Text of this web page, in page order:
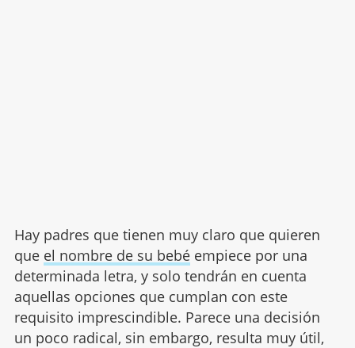
Hay padres que tienen muy claro que quieren
que el nombre de su bebéempiece por una
determinada letra, y solo tendrán en cuenta
aquellas opciones que cumplan con este
requisito imprescindible. Parece una decisión
un poco radical, sin embargo, resulta muy útil,